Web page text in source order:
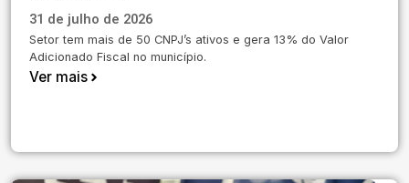
31 de julho de 2026
Setor tem mais de 50 CNPJ’s ativos e gera 13% do Valor
Adicionado Fiscal no município.
Ver mais